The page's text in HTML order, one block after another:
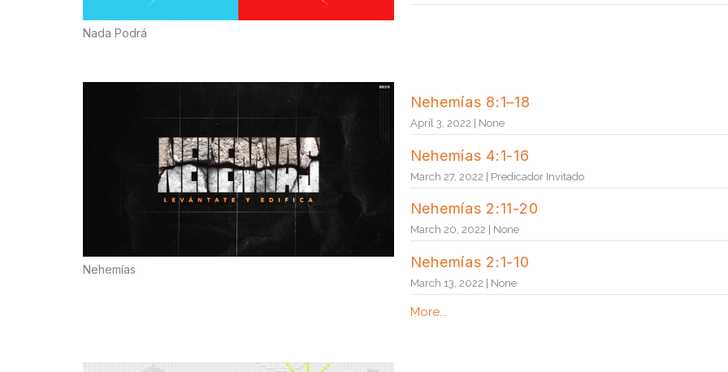
Nada Podrá
Nehemías
Nehemías 8:1–18
April 3, 2022 | None
Nehemías 4:1-16
March 27, 2022 | Predicador Invitado
Nehemías 2:11-20
March 20, 2022 | None
Nehemías 2:1-10
March 13, 2022 | None
More...